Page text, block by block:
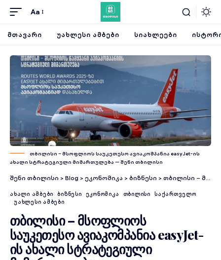
Aa
ᲛᲗᲐᲕᲐᲠᲘ ᲣᲐᲮᲚᲔᲡᲘ ᲐᲛᲑᲔᲑᲘ ᲡᲘᲐᲮᲚᲔᲔᲑᲘ
თბილისი – მსოფლიოს საუკეთესო ავიაკომპანია easyJet-ის
ახალი სტრატეგიული მიმართულება — შენი თბილისი
შენი თბილისი > Blog > ეკონომიკა > ბიზნესი > თბილისი – მსოფლიოს საუკეთესო ავიაკომპანია easyJet-ის ახალი სტრატეგიული მიმართულება
ᲐᲮᲐᲚᲘ ᲐᲛᲑᲔᲑᲘ ᲑᲘᲖᲜᲔᲡᲘ ᲔᲙᲝᲜᲝᲛᲘᲙᲐ ᲗᲑᲘᲚᲘᲡᲘ
ᲡᲐᲥᲐᲠᲗᲕᲔᲚᲝ
ᲣᲐᲮᲚᲔᲡᲘ ᲐᲛᲑᲔᲑᲘ
თბილისი – მსოფლიოს
საუკეთესო ავიაკომპანია easyJet-
ის ახალი სტრატეგიული